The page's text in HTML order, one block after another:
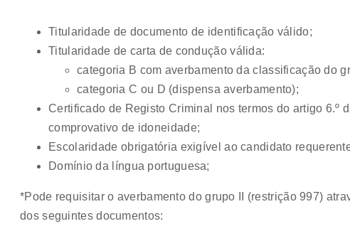
Titularidade de documento de identificação válido;
Titularidade de carta de condução válida:
categoria B com averbamento da classificação do
categoria C ou D (dispensa averbamento);
Certificado de Registo Criminal nos termos do artigo 6.º
comprovativo de idoneidade;
Escolaridade obrigatória exigível ao candidato
Domínio da língua portuguesa;
*Pode requisitar o averbamento do grupo II (restrição 997)
dos seguintes documentos: